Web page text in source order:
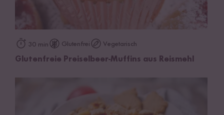
30 min Glutenfrei Vegetarisch
Glutenfreie Preiselbeer-Muffins aus Reismehl